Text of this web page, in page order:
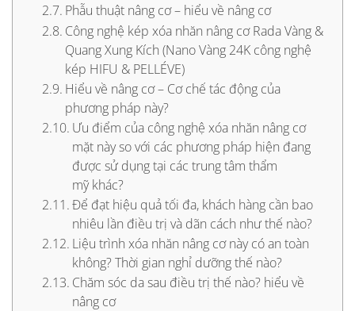
Phẫu thuật nâng cơ – hiểu về nâng cơ
Công nghệ kép xóa nhăn nâng cơ Rada Vàng &
Quang Xung Kích (Nano Vàng 24K công nghệ
kép HIFU & PELLÉVE)
Hiểu về nâng cơ – Cơ chế tác động của
phương pháp này?
Ưu điểm của công nghệ xóa nhăn nâng cơ
mặt này so với các phương pháp hiện đang
được sử dụng tại các trung tâm thẩm
mỹ khác?
Để đạt hiệu quả tối đa, khách hàng cần bao
nhiêu lần điều trị và dãn cách như thế nào?
Liệu trình xóa nhăn nâng cơ này có an toàn
không? Thời gian nghỉ dưỡng thế nào?
Chăm sóc da sau điều trị thế nào? hiểu về
nâng cơ